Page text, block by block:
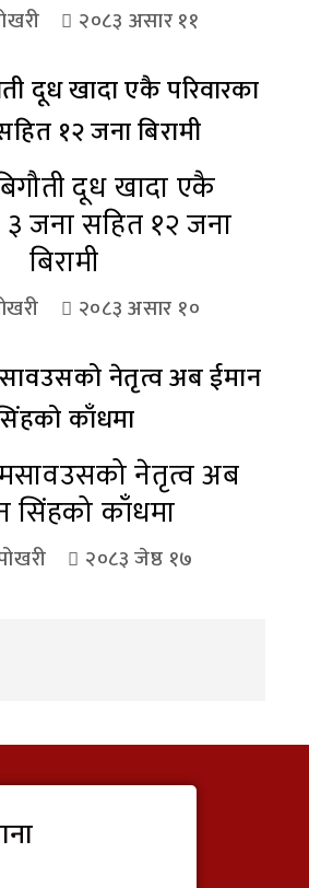
२०८३ असार ११
दूध खादा एकै
३ जना सहित १२ जना
बिरामी
२०८३ असार १०
नेतृत्व अब
सिंहको काँधमा
२०८३ जेष्ठ १७